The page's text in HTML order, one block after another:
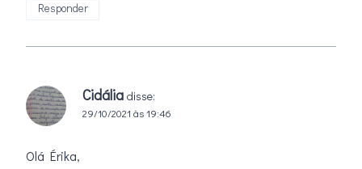
Responder
Cidália disse:
29/10/2021 às 19:46
Olá Érika,